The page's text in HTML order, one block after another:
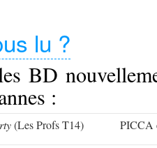
lu ?
BD
:
(Les Profs T14) PICCA